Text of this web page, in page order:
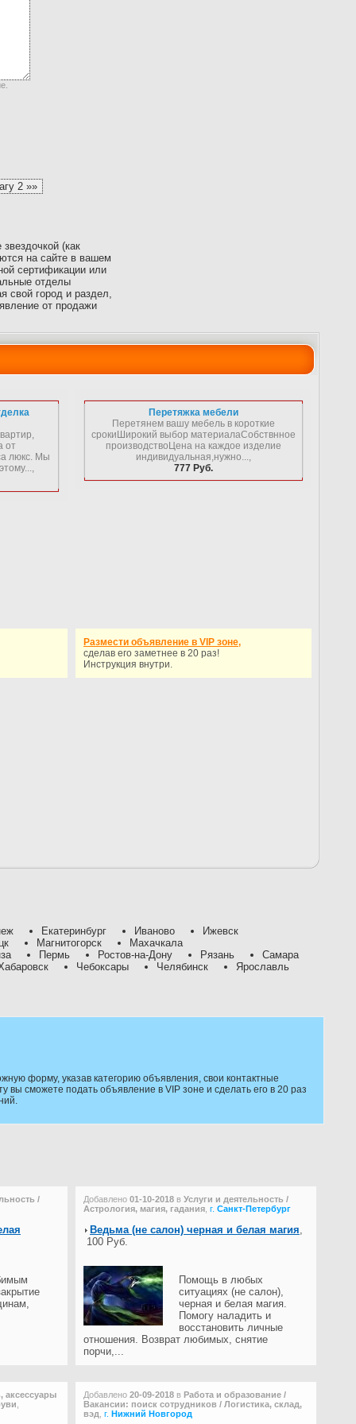
(как
на сайте в вашем
сертификации или
отделы
свой город и раздел,
от продажи
от
люкс. Мы
Перетяжка мебели
Перетянем вашу мебель в короткие
срокиШирокий выбор материалаСобствнное
производствоЦена на каждое изделие
индивидуальная,нужно...,
777 Руб.
Размести объявление в VIP зоне,
сделав его заметнее в 20 раз!
Инструкция внутри.
Екатеринбург Иваново
Ижевск
Магнитогорск
Махачкала
Пермь Ростов-на-Дону Рязань
Самара
Чебоксары Челябинск Ярославль
форму, указав категорию объявления, свои контактные
сможете подать объявление в VIP зоне и сделать его в 20 раз
/ Добавлено 01-10-2018 в Услуги и деятельность /
Астрология, магия, гадания г. Санкт-Петербург
Ведьма (не салон) черная и белая магия
100 Руб.
Помощь в любых
ситуациях (не салон),
черная и белая магия.
Помогу наладить и
восстановить личные
отношения. Возврат любимых, снятие
порчи,...
аксессуары
Добавлено 20-09-2018 в Работа и образование /
Вакансии: поиск сотрудников / Логистика, склад,
вэд г. Нижний Новгород